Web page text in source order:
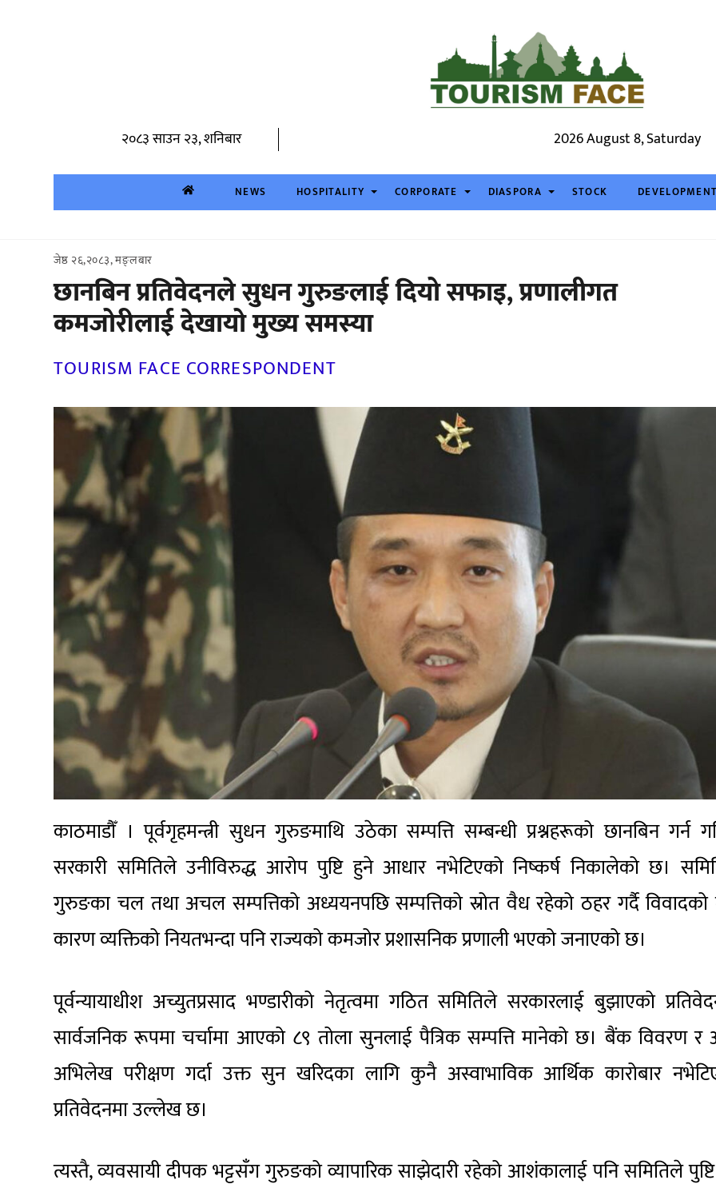
२०८३ साउन २३, शनिबार 2026 August 8, Saturday
NEWS HOSPITALITY CORPORATE DIASPORA STOCK DEVELOPMENT
जेष्ठ २६,२०८३, मङ्लबार
छानबिन प्रतिवेदनले सुधन गुरुङलाई दियो सफाइ, प्रणालीगत
कमजोरीलाई देखायो मुख्य समस्या
TOURISM FACE CORRESPONDENT
काठमाडौँ । पूर्वगृहमन्त्री सुधन गुरुङमाथि उठेका सम्पत्ति सम्बन्धी प्रश्नहरूको छानबिन गर्न
सरकारी समितिले उनीविरुद्ध आरोप पुष्टि हुने आधार नभेटिएको निष्कर्ष निकालेको छ।
गुरुङका चल तथा अचल सम्पत्तिको अध्ययनपछि सम्पत्तिको स्रोत वैध रहेको ठहर गर्दै
कारण व्यक्तिको नियतभन्दा पनि राज्यको कमजोर प्रशासनिक प्रणाली भएको जनाएको छ।
पूर्वन्यायाधीश अच्युतप्रसाद भण्डारीको नेतृत्वमा गठित समितिले सरकारलाई बुझाएको
सार्वजनिक रूपमा चर्चामा आएको ८९ तोला सुनलाई पैत्रिक सम्पत्ति मानेको छ। बैंक विवरण र
अभिलेख परीक्षण गर्दा उक्त सुन खरिदका लागि कुनै अस्वाभाविक आर्थिक कारोबार
प्रतिवेदनमा उल्लेख छ।
त्यस्तै, व्यवसायी दीपक भट्टसँग गुरुङको व्यापारिक साझेदारी रहेको आशंकालाई पनि समितिले